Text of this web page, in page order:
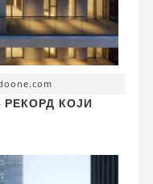
РЕКОРД КОЈИ